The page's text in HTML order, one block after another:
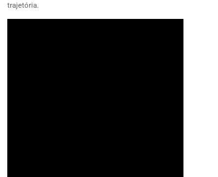
trajetória.